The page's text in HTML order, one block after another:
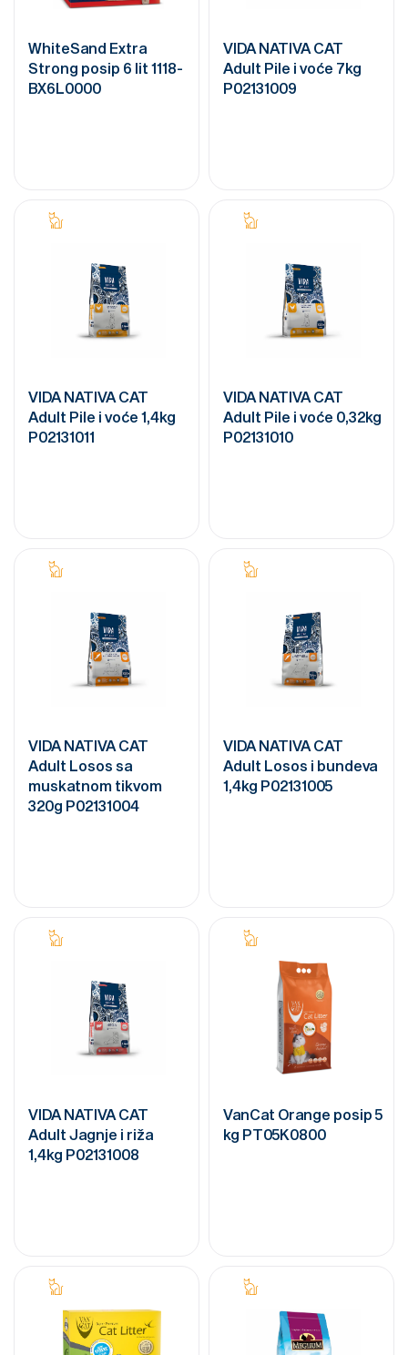
WhiteSand Extra
Strong posip 6 lit 1118-
BX6L0000
VIDA NATIVA CAT
Adult Pile i voće 7kg
P02131009
VIDA NATIVA CAT
Adult Pile i voće 1,4kg
P02131011
VIDA NATIVA CAT
Adult Pile i voće 0,32kg
P02131010
VIDA NATIVA CAT
Adult Losos sa
muskatnom tikvom
320g P02131004
VIDA NATIVA CAT
Adult Losos i bundeva
1,4kg P02131005
VIDA NATIVA CAT
Adult Jagnje i riža
1,4kg P02131008
VanCat Orange posip 5
kg PT05K0800